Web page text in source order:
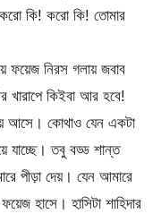
কি! করো কি! তোমার
ফয়েজ নিরস গলায় জবাব
খারাপে কিইবা আর হবে!
আসে। কোথাও যেন একটা
যাচ্ছে। তবু বড্ড শান্ত
পীড়া দেয়। যেন আমারে
হাসে। হাসিটা শাহিদার